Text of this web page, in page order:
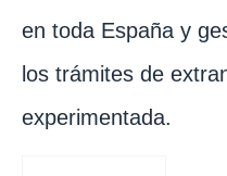
en toda España y
los trámites de
experimentada.